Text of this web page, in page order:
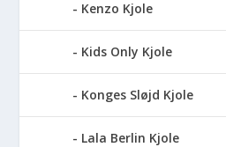
Kenzo Kjole
Kids Only Kjole
Konges Sløjd Kjole
Lala Berlin Kjole